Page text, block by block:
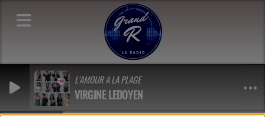
L'AMOUR A LA PLAGE
VIRGINE LEDOYEN